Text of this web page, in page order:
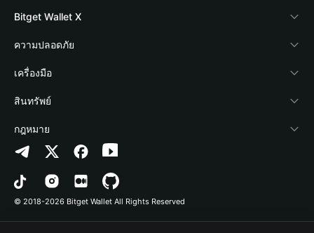
Blog
Academy
ข่าวสารด้านคริปโต
ศูนย์ช่วยเหลือ
ติดต่อเรา
ทรัพยากรข้อมูลของแบรนด์
อาชีพ
Crypto Card
Stablecoin Earn
Payfi Crypto
Crypto Swap API
Altcoin Season Index
Prediction Markets
DApp
Bitget Wallet X
นักพัฒนา
เชื่อมต่อ Wallet
Bitget Wallet Pay
ลิสต์โปรเจกต์
ความปลอดภัย
Protection Fund
เทคโนโลยีความปลอดภัย
เครื่องมือ
ซื้อคริปโต
การตรวจจับการอนุญาต
การตรวจจับสัญญา
การโอนเป็นชุด
สินทรัพย์
Arbitrum
Avalanche
Bitcoin
กฎหมาย
นโยบายความเป็นส่วนตัว
ข้อตกลงในการใช้บริการ
© 2018-2026 Bitget Wallet All Rights Reserved